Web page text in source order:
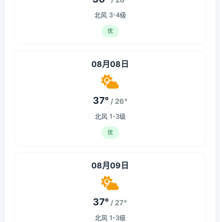
北风 3-4级
优
08月08日
37° / 26°
北风 1-3级
优
08月09日
37° / 27°
北风 1-3级